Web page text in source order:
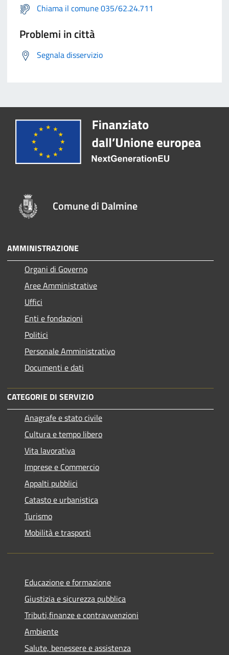
Chiama il comune 035/62.24.711
Problemi in città
Segnala disservizio
Comune di Dalmine
AMMINISTRAZIONE
Organi di Governo
Aree Amministrative
Uffici
Enti e fondazioni
Politici
Personale Amministrativo
Documenti e dati
CATEGORIE DI SERVIZIO
Anagrafe e stato civile
Cultura e tempo libero
Vita lavorativa
Imprese e Commercio
Appalti pubblici
Catasto e urbanistica
Turismo
Mobilità e trasporti
Educazione e formazione
Giustizia e sicurezza pubblica
Tributi,finanze e contravvenzioni
Ambiente
Salute, benessere e assistenza